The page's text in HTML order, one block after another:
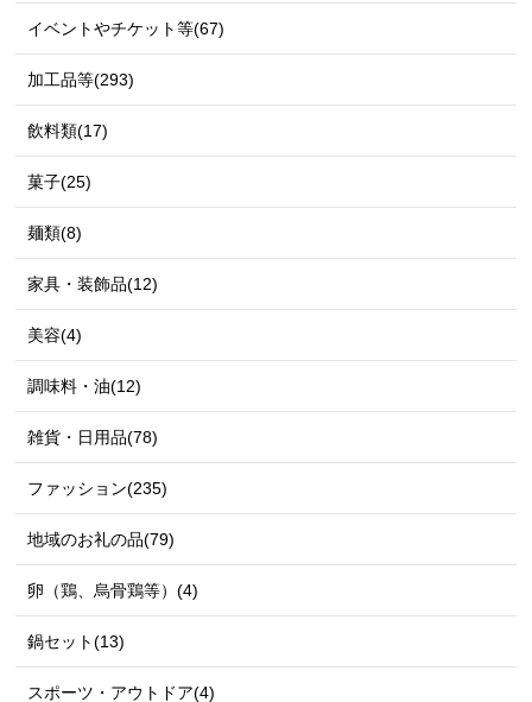
イベントやチケット等(67)
加工品等(293)
飲料類(17)
菓子(25)
麺類(8)
家具・装飾品(12)
美容(4)
調味料・油(12)
雑貨・日用品(78)
ファッション(235)
地域のお礼の品(79)
卵（鶏、烏骨鶏等）(4)
鍋セット(13)
スポーツ・アウトドア(4)